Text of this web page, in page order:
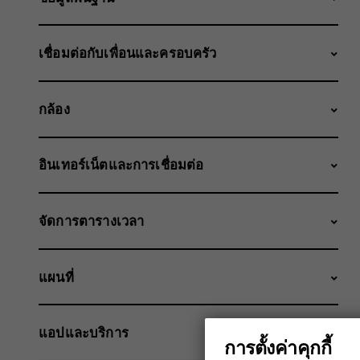
เชื่อมต่อกับเพื่อนและครอบครัว
กล้อง
อินเทอร์เน็ตและการเชื่อมต่อ
จัดการตารางเวลา
แผนที่
แอปและบริการ
การตั้งค่าคุกกี้